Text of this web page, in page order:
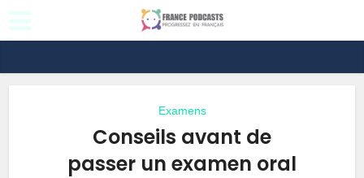
Examens
Conseils avant de
passer un examen oral